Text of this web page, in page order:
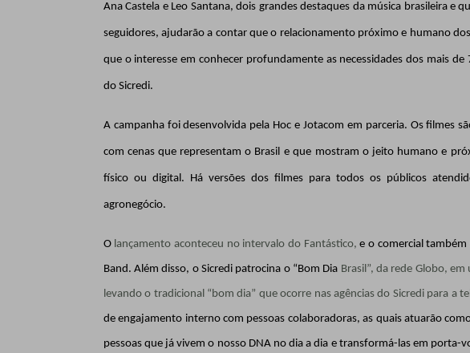
Ana Castela e Leo Santana, dois grandes destaques da música brasileira e
seguidores, ajudarão a contar que o relacionamento próximo e humano
que o interesse em conhecer profundamente as necessidades dos mais de
do Sicredi.
A campanha foi desenvolvida pela Hoc e Jotacom em parceria. Os filmes
com cenas que representam o Brasil e que mostram o jeito humano e
físico ou digital. Há versões dos filmes para todos os públicos
agronegócio.
Olançamento aconteceu no intervalo do Fantástico,e o comercialtambém
Band. Além disso, o Sicredi patrocina o “Bom Dia Brasil”, da rede Globo,
levando o tradicional “bom dia” que ocorre nas agências do Sicredi para a
de engajamento interno com pessoas colaboradoras, as quais atuarão
pessoas que já vivem o nosso DNA no dia a dia e transformá-las em porta-